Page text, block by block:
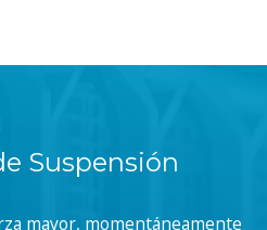
Suspensión
mayor, momentáneamente